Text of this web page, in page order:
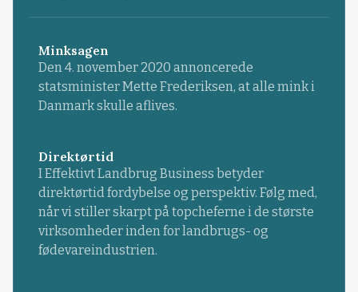
Minksagen
Den 4. november 2020 annoncerede
statsminister Mette Frederiksen, at alle mink i
Danmark skulle aflives.
Direktørtid
I Effektivt Landbrug Business betyder
direktørtid fordybelse og perspektiv. Følg med,
når vi stiller skarpt på topcheferne i de største
virksomheder inden for landbrugs- og
fødevareindustrien.